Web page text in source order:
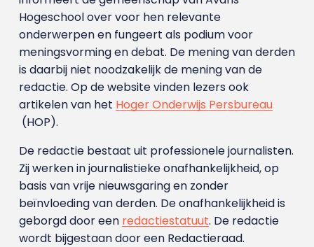
Hogeschool over voor hen relevante
onderwerpen en fungeert als podium voor
meningsvorming en debat. De mening van derden
is daarbij niet noodzakelijk de mening van de
redactie. Op de website vinden lezers ook
artikelen van het Hoger Onderwijs Persbureau
(HOP).
De redactie bestaat uit professionele journalisten.
Zij werken in journalistieke onafhankelijkheid, op
basis van vrije nieuwsgaring en zonder
beïnvloeding van derden. De onafhankelijkheid is
geborgd door een redactiestatuut. De redactie
wordt bijgestaan door een Redactieraad.